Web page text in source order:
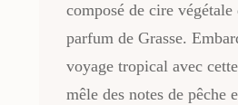
composé de cire végétale
parfum de Grasse.
voyage tropical avec
mêle des notes de pêche